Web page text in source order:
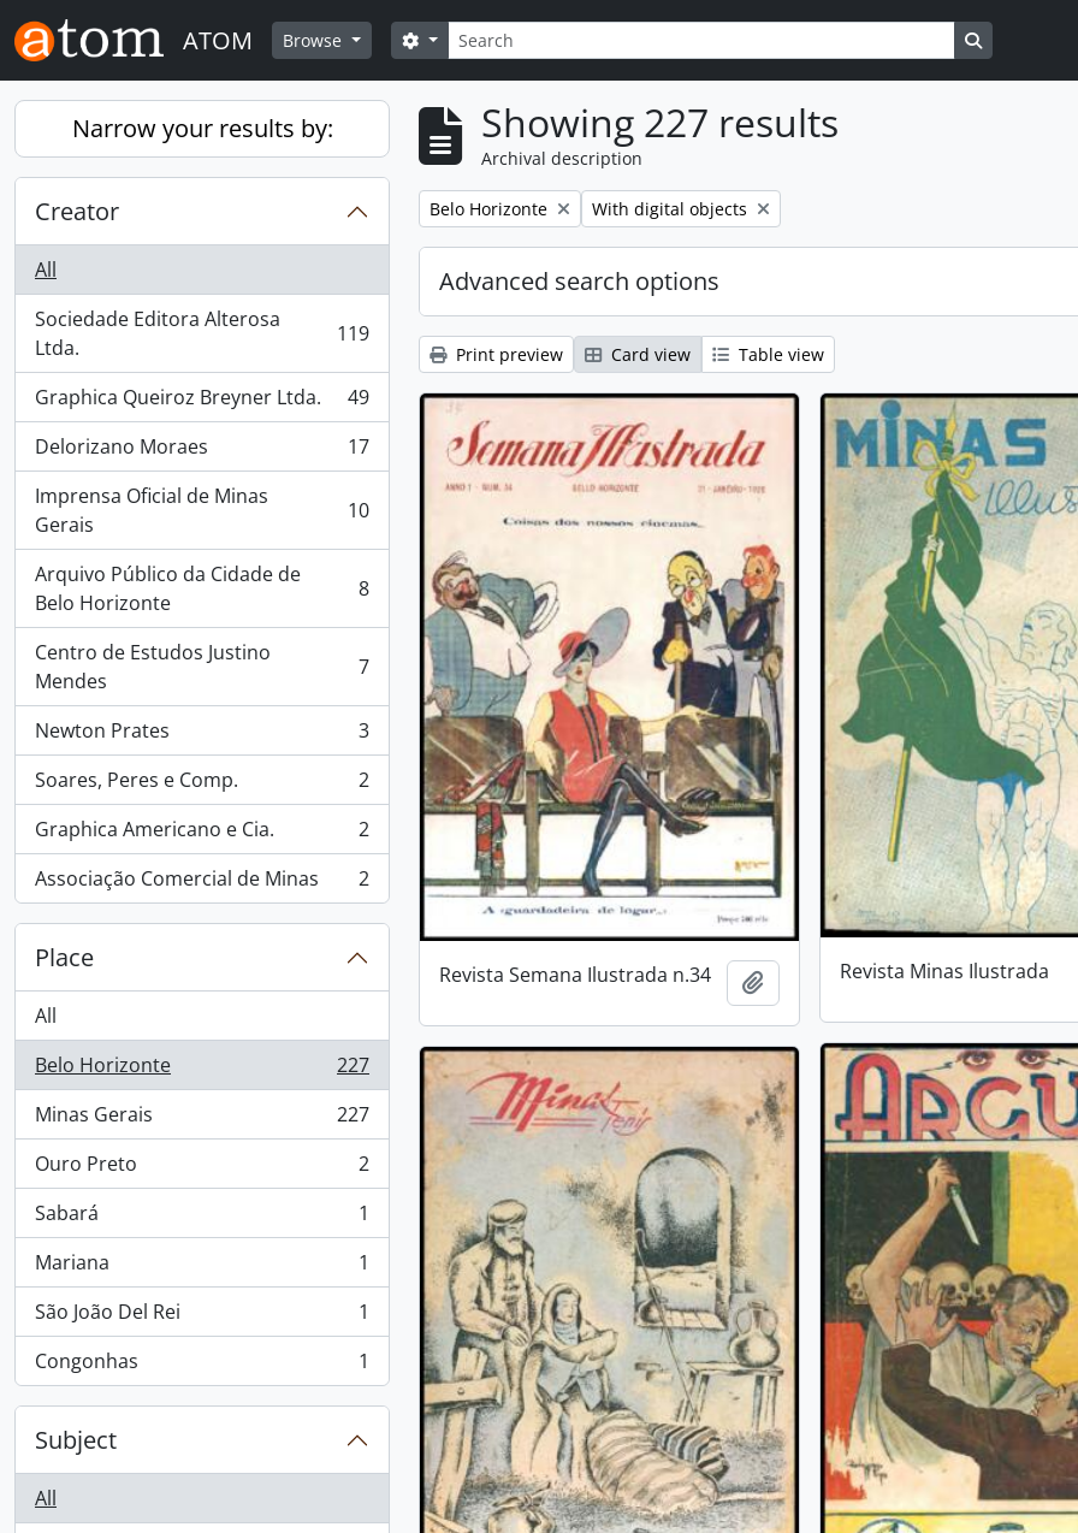
Skip to main content
ATOM Browse Search
Search options
Narrow your results by:
Creator
All
Sociedade Editora Alterosa
Ltda.
, 119 results 119
Graphica Queiroz Breyner Ltda.
, 49 results
49
Delorizano Moraes
, 17 results
17
Imprensa Oficial de Minas
Gerais
, 10 results 10
Arquivo Público da Cidade de
Belo Horizonte
, 8 results 8
Centro de Estudos Justino
Mendes
, 7 results 7
Newton Prates
, 3 results
3
Soares, Peres e Comp.
, 2 results
2
Graphica Americano e Cia.
, 2 results
2
Associação Comercial de Minas
, 2 results 2
Place
All
Belo Horizonte
, 227 results
227
Minas Gerais
, 227 results
227
Ouro Preto
, 2 results
2
Sabará
, 1 results
1
Mariana
, 1 results
1
São João Del Rei
, 1 results
1
Congonhas
, 1 results 1
Subject
All
Showing 227 results
Archival description
Remove filter:
Belo Horizonte Remove filter:
With digital objects
Advanced search options
Print preview Card view Table view
Revista Semana Ilustrada n.34 Add to clipboard
Revista Minas Ilustrada